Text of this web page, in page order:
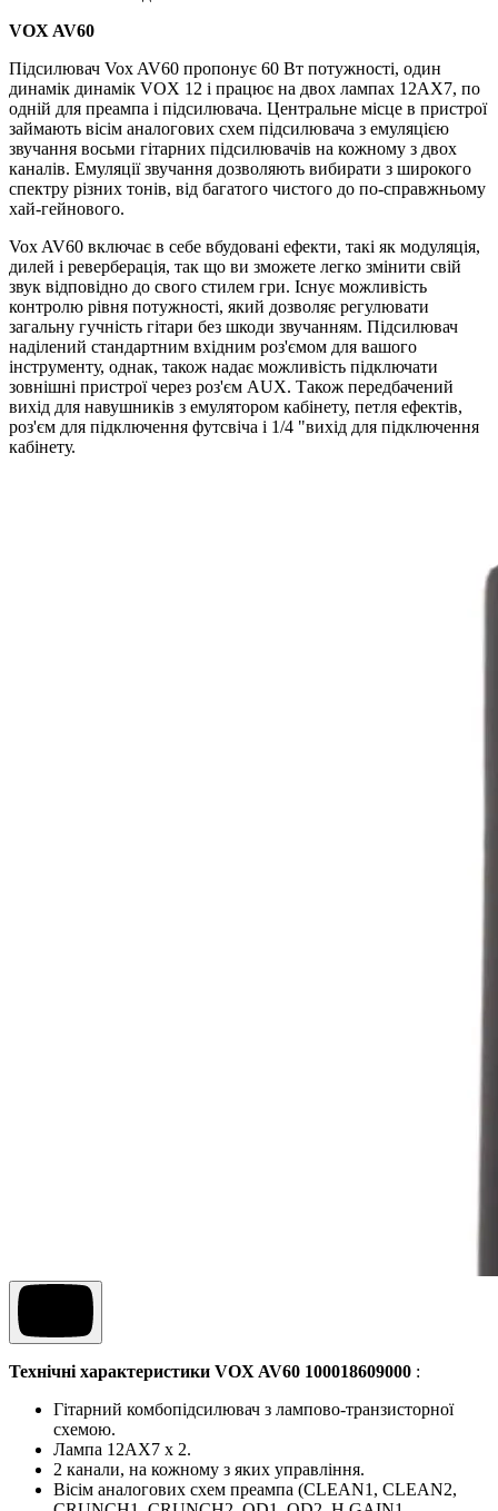
VOX AV60
Підсилювач Vox AV60 пропонує 60 Вт потужності, один
динамік динамік VOX 12 і працює на двох лампах 12AX7, по
одній для преампа і підсилювача. Центральне місце в пристрої
займають вісім аналогових схем підсилювача з емуляцією
звучання восьми гітарних підсилювачів на кожному з двох
каналів. Емуляції звучання дозволяють вибирати з широкого
спектру різних тонів, від багатого чистого до по-справжньому
хай-гейнового.
Vox AV60 включає в себе вбудовані ефекти, такі як модуляція,
дилей і реверберація, так що ви зможете легко змінити свій
звук відповідно до свого стилем гри. Існує можливість
контролю рівня потужності, який дозволяє регулювати
загальну гучність гітари без шкоди звучанням. Підсилювач
наділений стандартним вхідним роз'ємом для вашого
інструменту, однак, також надає можливість підключати
зовнішні пристрої через роз'єм AUX. Також передбачений
вихід для навушників з емулятором кабінету, петля ефектів,
роз'єм для підключення футсвіча і 1/4 "вихід для підключення
кабінету.
Технічні характеристики VOX AV60 100018609000 :
Гітарний комбопідсилювач з лампово-транзисторної
схемою.
Лампа 12AX7 x 2.
2 канали, на кожному з яких управління.
Вісім аналогових схем преампа (CLEAN1, CLEAN2,